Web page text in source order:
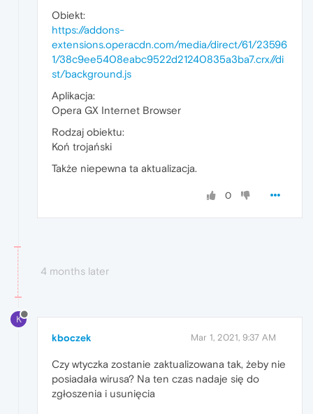
Obiekt:
https://addons-
extensions.operacdn.com/media/direct/61/23596
1/38c9ee5408eabc9522d21240835a3ba7.crx//di
st/background.js
Aplikacja:
Opera GX Internet Browser
Rodzaj obiektu:
Koń trojański
Także niepewna ta aktualizacja.
0
4 months later
K
kboczek Mar 1, 2021, 9:37 AM
Czy wtyczka zostanie zaktualizowana tak, żeby nie
posiadała wirusa? Na ten czas nadaje się do
zgłoszenia i usunięcia